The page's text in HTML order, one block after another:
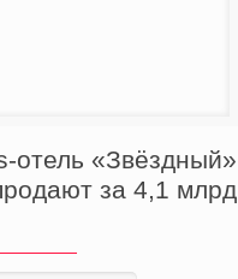
отель «Звёздный»
за 4,1 млрд